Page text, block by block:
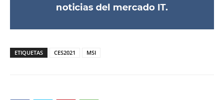
ETIQUETAS CES2021 MSI